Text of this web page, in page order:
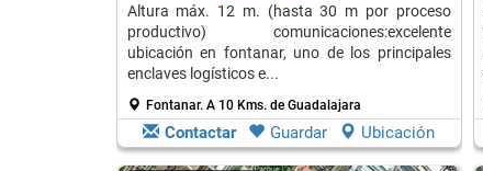
Altura máx. 12 m. (hasta 30 m por proceso
productivo) comunicaciones:excelente
ubicación en fontanar, uno de los principales
enclaves logísticos e...
Fontanar. A 10 Kms. de Guadalajara
Contactar Guardar Ubicación